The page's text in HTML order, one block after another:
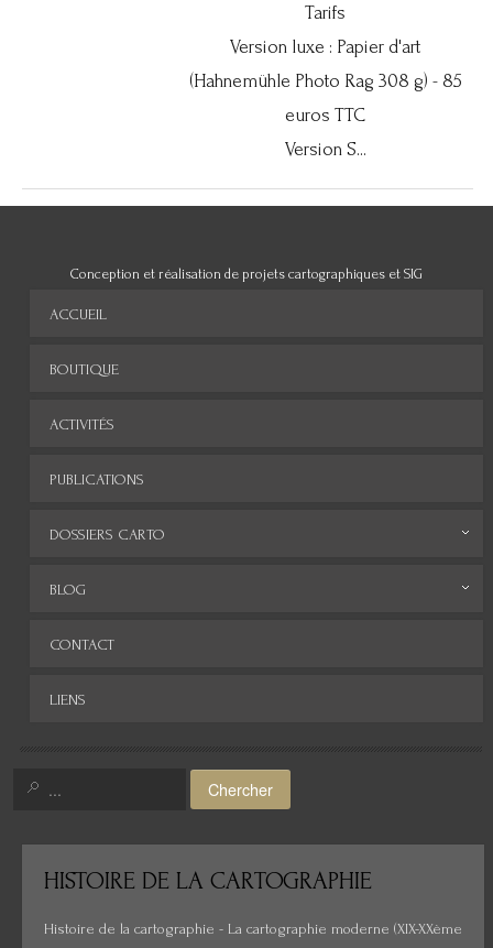
Tarifs
Version luxe : Papier d'art
(Hahnemühle Photo Rag 308 g) - 85
euros TTC
Version S...
Conception et réalisation de projets cartographiques et SIG
ACCUEIL
BOUTIQUE
ACTIVITÉS
PUBLICATIONS
DOSSIERS CARTO
Monde
Moyen-Orient
Histoire de la cartographie
Cartes insolites, anciennes...
BLOG
Archives
CONTACT
LIENS
Chercher
HISTOIRE DE LA CARTOGRAPHIE
Histoire de la cartographie - La cartographie moderne (XIX-XXème